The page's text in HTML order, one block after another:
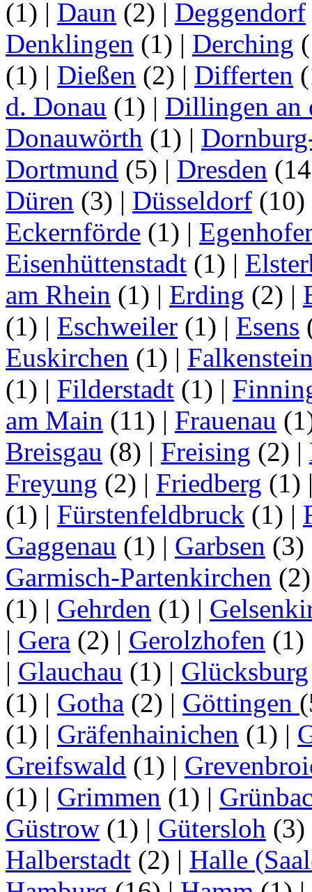
(1) | Daun (2) | Deggendorf
Denklingen (1) | Derching
(1) | Dießen (2) | Differten
d. Donau (1) | Dillingen an
Donauwörth (1) |
Dortmund (5) | Dresden
Düren (3) | Düsseldorf (10)
Eckernförde (1) |
Eisenhüttenstadt (1) |
am Rhein (1) | Erding (2) |
(1) | Eschweiler (1) | Esens
Euskirchen (1) |
(1) | Filderstadt (1) |
am Main (11) | Frauenau
Breisgau (8) | Freising (2) |
Freyung (2) | Friedberg (1)
(1) | Fürstenfeldbruck (1) |
Gaggenau (1) | Garbsen (3)
Garmisch-Partenkirchen
(1) | Gehrden (1) |
| Gera (2) | Gerolzhofen (1)
| Glauchau (1) | Glücksburg
(1) | Gotha (2) | Göttingen
(1) | Gräfenhainichen (1) |
Greifswald (1) |
(1) | Grimmen (1) |
Güstrow (1) | Gütersloh (3)
Halberstadt (2) | Halle